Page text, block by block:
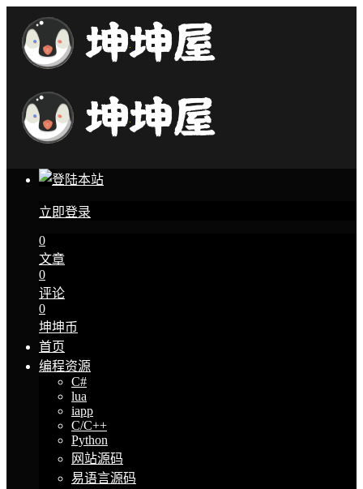
立即登录
0
文章
0
评论
0
坤坤币
首页
编程资源
C#
lua
iapp
C/C++
Python
网站源码
易语言源码